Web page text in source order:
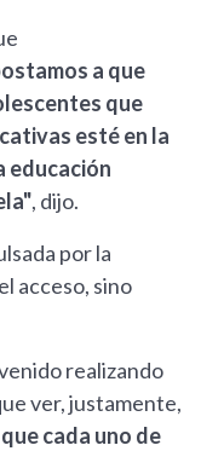
a que
que
esté en la
educación
, dijo.
por la
acceso, sino
realizando
ver, justamente,
cada uno de